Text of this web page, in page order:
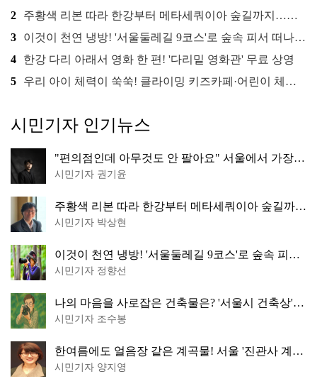
2
주황색 리본 따라 한강부터 메타세쿼이아 숲길까지…서울둘레길 15코스
3
이것이 천연 냉방! '서울둘레길 9코스'로 숲속 피서 떠나볼까
4
한강 다리 아래서 영화 한 편! '다리밑 영화관' 무료 상영
5
우리 아이 체력이 쑥쑥! 클라이밍 키즈카페·어린이 체력장
시민기자 인기뉴스
"편의점인데 아무것도 안 팔아요" 서울에서 가장
특별한 편의점의 정체
시민기자 권기윤
주황색 리본 따라 한강부터 메타세쿼이아 숲길까
지…서울둘레길 15코스
시민기자 박상현
이것이 천연 냉방! '서울둘레길 9코스'로 숲속 피서
떠나볼까
시민기자 정향선
나의 마음을 사로잡은 건축물은? '서울시 건축상'
수상작 공개!
시민기자 조수봉
한여름에도 얼음장 같은 계곡물! 서울 '진관사 계
곡'이 천국이네~
시민기자 양지영